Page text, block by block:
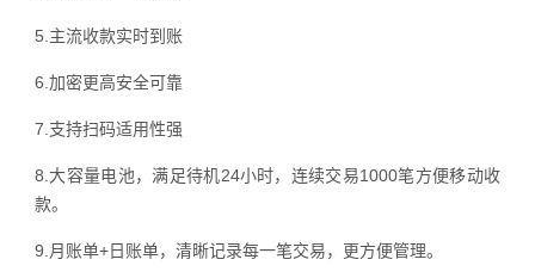
5.主流收款实时到账
6.加密更高安全可靠
7.支持扫码适用性强
8.大容量电池，满足待机24小时，连续交易1000笔方便移动收
款。
9.月账单+日账单，清晰记录每一笔交易，更方便管理。